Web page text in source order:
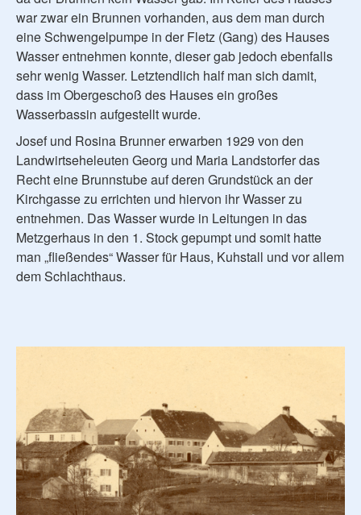
war zwar ein Brunnen vorhanden, aus dem man durch
eine Schwengelpumpe in der Fletz (Gang) des Hauses
Wasser entnehmen konnte, dieser gab jedoch ebenfalls
sehr wenig Wasser. Letztendlich half man sich damit,
dass im Obergeschoß des Hauses ein großes
Wasserbassin aufgestellt wurde.
Josef und Rosina Brunner erwarben 1929 von den
Landwirtseheleuten Georg und Maria Landstorfer das
Recht eine Brunnstube auf deren Grundstück an der
Kirchgasse zu errichten und hiervon ihr Wasser zu
entnehmen. Das Wasser wurde in Leitungen in das
Metzgerhaus in den 1. Stock gepumpt und somit hatte
man „fließendes“ Wasser für Haus, Kuhstall und vor allem
dem Schlachthaus.